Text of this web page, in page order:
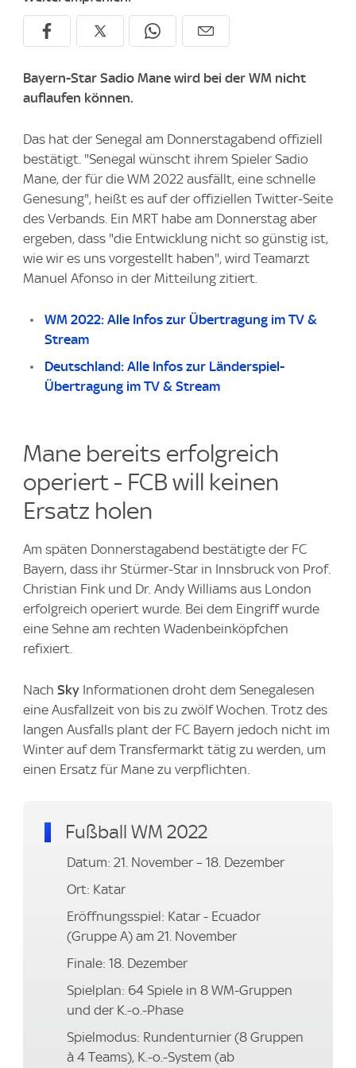
Bayern-Star Sadio Mane wird bei der WM nicht
auflaufen können.
Das hat der Senegal am Donnerstagabend offiziell
bestätigt. "Senegal wünscht ihrem Spieler Sadio
Mane, der für die WM 2022 ausfällt, eine schnelle
Genesung", heißt es auf der offiziellen Twitter-Seite
des Verbands. Ein MRT habe am Donnerstag aber
ergeben, dass "die Entwicklung nicht so günstig ist,
wie wir es uns vorgestellt haben", wird Teamarzt
Manuel Afonso in der Mitteilung zitiert.
WM 2022: Alle Infos zur Übertragung im TV &
Stream
Deutschland: Alle Infos zur Länderspiel-
Übertragung im TV & Stream
Mane bereits erfolgreich
operiert - FCB will keinen
Ersatz holen
Am späten Donnerstagabend bestätigte der FC
Bayern, dass ihr Stürmer-Star in Innsbruck von Prof.
Christian Fink und Dr. Andy Williams aus London
erfolgreich operiert wurde. Bei dem Eingriff wurde
eine Sehne am rechten Wadenbeinköpfchen
refixiert.
Nach Sky Informationen droht dem Senegalesen
eine Ausfallzeit von bis zu zwölf Wochen. Trotz des
langen Ausfalls plant der FC Bayern jedoch nicht im
Winter auf dem Transfermarkt tätig zu werden, um
einen Ersatz für Mane zu verpflichten.
Fußball WM 2022
Datum: 21. November – 18. Dezember
Ort: Katar
Eröffnungsspiel: Katar - Ecuador
(Gruppe A) am 21. November
Finale: 18. Dezember
Spielplan: 64 Spiele in 8 WM-Gruppen
und der K.-o.-Phase
Spielmodus: Rundenturnier (8 Gruppen
à 4 Teams), K.-o.-System (ab